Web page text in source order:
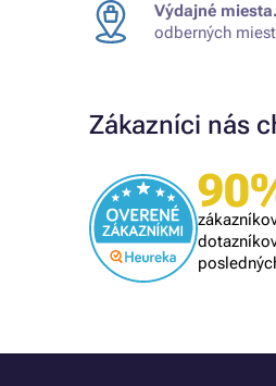
Výdajné miesta.
odberných
Zákazníci nás
Overený
rýchle